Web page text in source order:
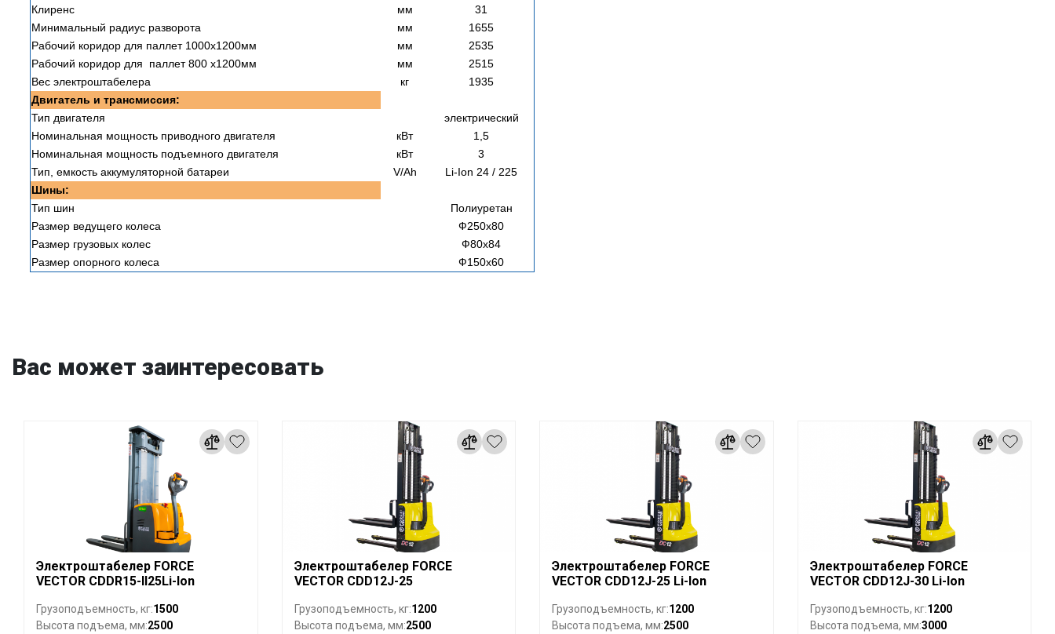
Клиренс
мм
31
Минимальный радиус разворота
мм
1655
Рабочий коридор для паллет 1000х1200мм
мм
2535
Рабочий коридор для паллет 800 х1200мм
мм
2515
Вес электроштабелера
кг
1935
Двигатель и трансмиссия:
Тип двигателя
электрический
Номинальная мощность приводного двигателя
кВт
1,5
Номинальная мощность подъемного двигателя
кВт
3
Тип, емкость аккумуляторной батареи
V/Ah
Li-Ion 24 / 225
Шины:
Тип шин
Полиуретан
Размер ведущего колеса
Ф250х80
Размер грузовых колес
Ф80х84
Размер опорного колеса
Ф150х60
Вас может заинтересовать
Электроштабелер FORCE
VECTOR CDDR15-II25Li-Ion
Грузоподъемность, кг:1500
Высота подъема, мм:2500
Электроштабелер FORCE
VECTOR CDD12J-25
Грузоподъемность, кг:1200
Высота подъема, мм:2500
Электроштабелер FORCE
VECTOR CDD12J-25 Li-Ion
Грузоподъемность, кг:1200
Высота подъема, мм:2500
Электроштабелер FORCE
VECTOR CDD12J-30 Li-Ion
Грузоподъемность, кг:1200
Высота подъема, мм:3000